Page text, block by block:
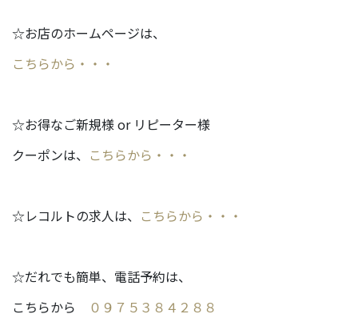
☆お店のホームページは、
こちらから・・・
☆お得なご新規様 or リピーター様
クーポンは、 こちらから・・・
☆レコルトの求人は、 こちらから・・・
☆だれでも簡単、電話予約は、
こちらから
０９７５３８４２８８